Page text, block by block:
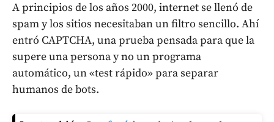
A principios de los años 2000, internet se llenó de
spam y los sitios necesitaban un filtro sencillo. Ahí
entró CAPTCHA, una prueba pensada para que la
supere una persona y no un programa
automático, un «test rápido» para separar
humanos de bots.